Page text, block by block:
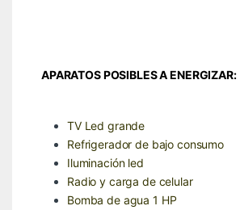
APARATOS POSIBLES A ENERGIZAR:
TV Led grande
Refrigerador de bajo consumo
Iluminación led
Radio y carga de celular
Bomba de agua 1 HP